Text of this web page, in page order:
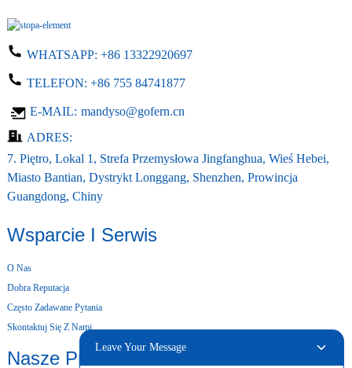
WHATSAPP: +86 13322920697
TELEFON: +86 755 84741877
E-MAIL: mandyso@gofern.cn
ADRES:
7. Piętro, Lokal 1, Strefa Przemysłowa Jingfanghua, Wieś Hebei,
Miasto Bantian, Dystrykt Longgang, Shenzhen, Prowincja
Guangdong, Chiny
Wsparcie I Serwis
O Nas
Dobra Reputacja
Często Zadawane Pytania
Skontaktuj Się Z Nami
Nasze Produkty
Leave Your Message